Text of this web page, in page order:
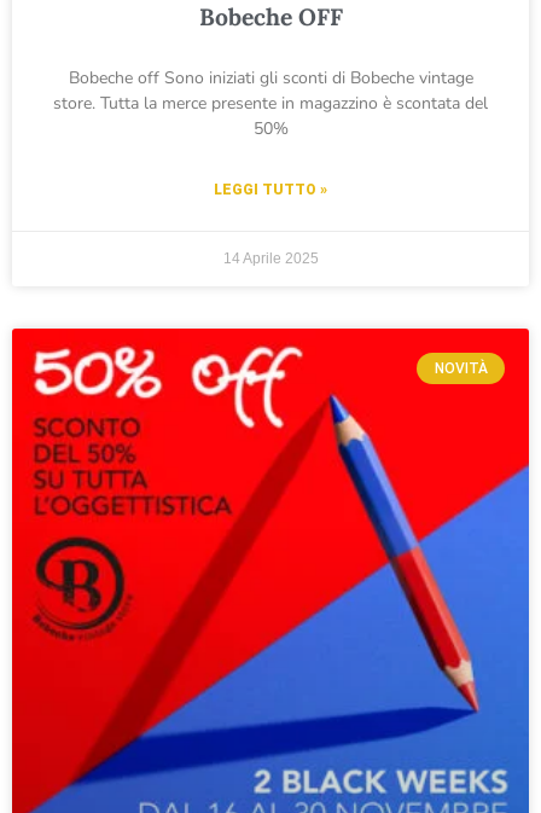
Bobeche OFF
Bobeche off Sono iniziati gli sconti di Bobeche vintage
store. Tutta la merce presente in magazzino è scontata del
50%
LEGGI TUTTO »
14 Aprile 2025
NOVITÀ